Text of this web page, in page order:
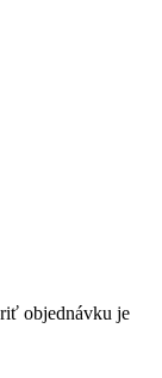
objednávku je